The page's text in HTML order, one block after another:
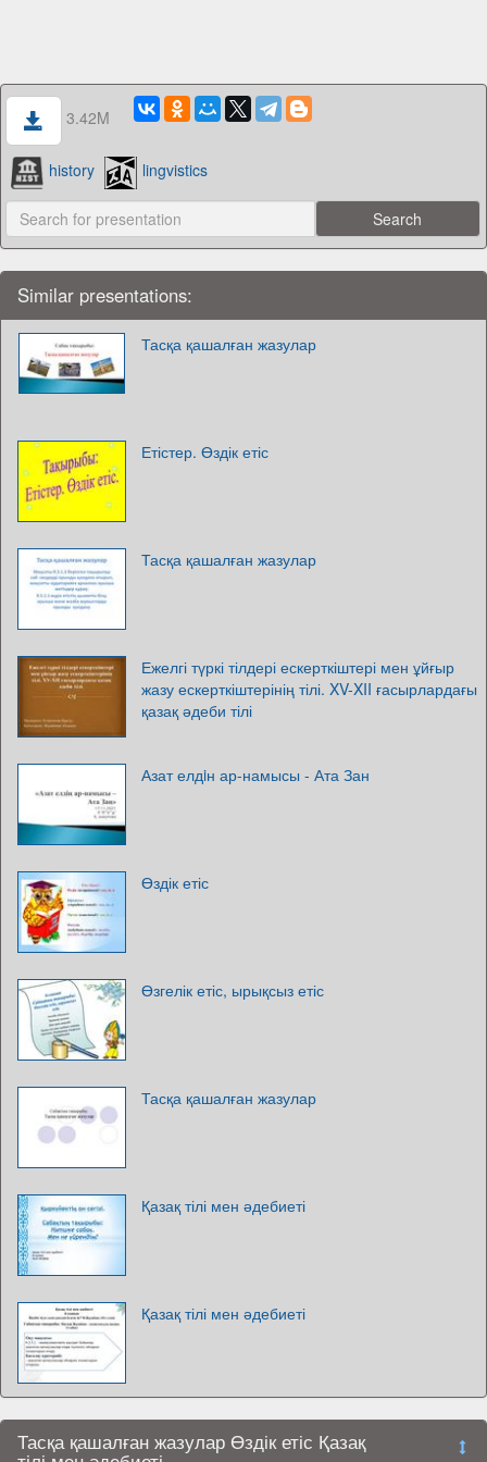
3.42M
history lingvistics
Similar presentations:
Тасқа қашалған жазулар
Етістер. Өздік етіс
Тасқа қашалған жазулар
Ежелгі түркі тілдері ескерткіштері мен ұйғыр
жазу ескерткіштерінің тілі. XV-XII ғасырлардағы
қазақ әдеби тілі
Азат елдiн ар-намысы - Ата Зан
Өздік етіс
Өзгелік етіс, ырықсыз етіс
Тасқа қашалған жазулар
Қазақ тілі мен әдебиеті
Қазақ тілі мен әдебиеті
Тасқа қашалған жазулар Өздік етіс Қазақ